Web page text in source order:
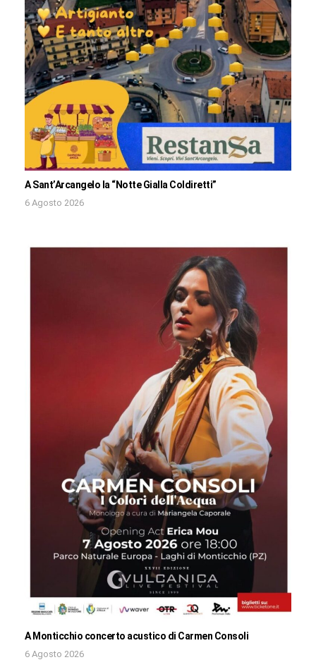
A Sant’Arcangelo la “Notte Gialla Coldiretti”
6 Agosto 2026
A Monticchio concerto acustico di Carmen Consoli
6 Agosto 2026